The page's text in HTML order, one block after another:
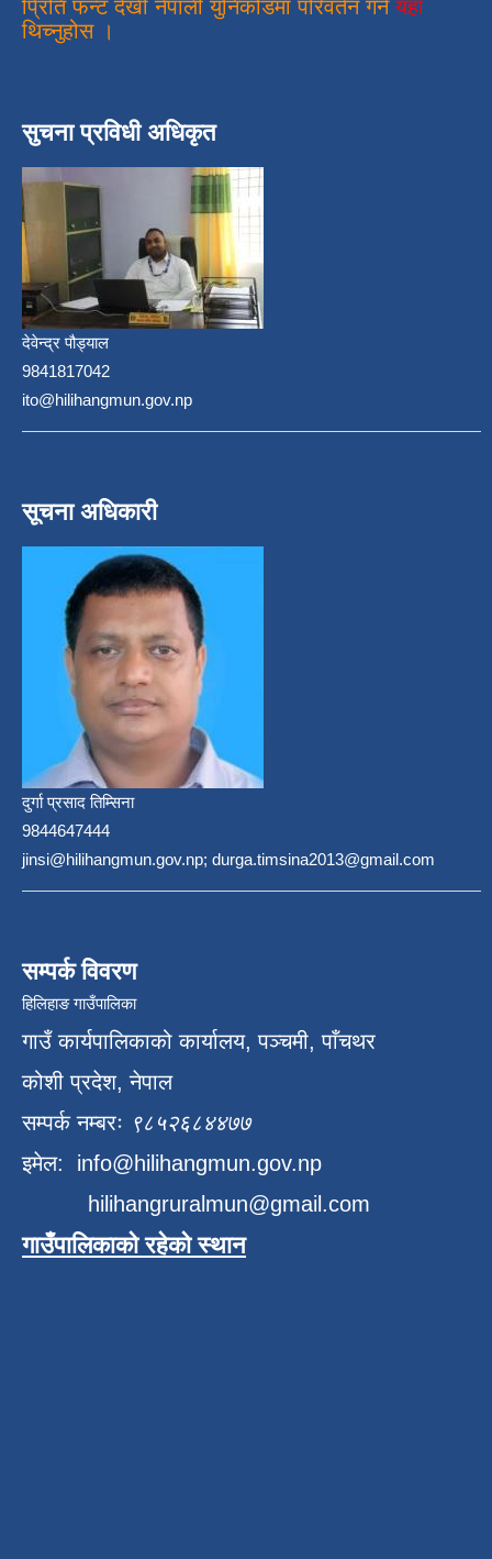
प्रिति फन्ट देखी नेपाली युनिकोडमा परिवर्तन गर्न यहां
थिच्नुहोस ।
सुचना प्रविधी अधिकृत
देवेन्द्र पौड्याल
9841817042
ito@hilihangmun.gov.np
सूचना अधिकारी
दुर्गा प्रसाद तिम्सिना
9844647444
jinsi@hilihangmun.gov.np; durga.timsina2013@gmail.com
सम्पर्क विवरण
हिलिहाङ गाउँपालिका
गाउँ कार्यपालिकाको कार्यालय, पञ्चमी, पाँचथर
कोशी प्रदेश, नेपाल
सम्पर्क नम्बरः ९८५२६८४४७७
इमेल: info@hilihangmun.gov.np
hilihangruralmun@gmail.com
गाउँपालिकाको रहेको स्थान